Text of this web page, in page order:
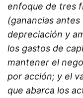
enfoque de tres
(ganancias
depreciación y
los gastos de
mantener el
por acción; y el
que abarca los